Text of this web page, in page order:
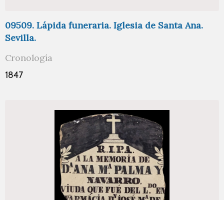
09509. Lápida funeraria. Iglesia de Santa Ana.
Sevilla.
Cronología
1847